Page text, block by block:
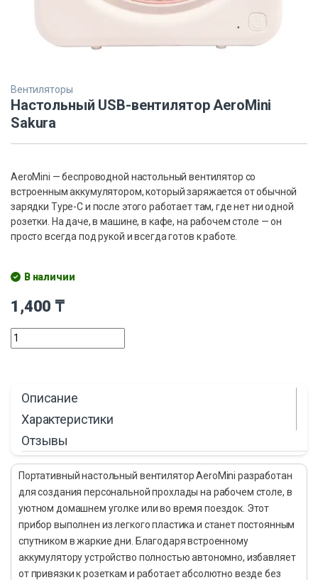
Вентиляторы
Настольный USB-вентилятор AeroMini
Sakura
AeroMini — беспроводной настольный вентилятор со
встроенным аккумулятором, который заряжается от обычной
зарядки Type-C и после этого работает там, где нет ни одной
розетки. На даче, в машине, в кафе, на рабочем столе — он
просто всегда под рукой и всегда готов к работе.
В наличии
1,400 ₸
Описание
Характеристики
Отзывы
Портативный настольный вентилятор AeroMini разработан
для создания персональной прохлады на рабочем столе, в
уютном домашнем уголке или во время поездок. Этот
прибор выполнен из легкого пластика и станет постоянным
спутником в жаркие дни. Благодаря встроенному
аккумулятору устройство полностью автономно, избавляет
от привязки к розеткам и работает абсолютно везде без